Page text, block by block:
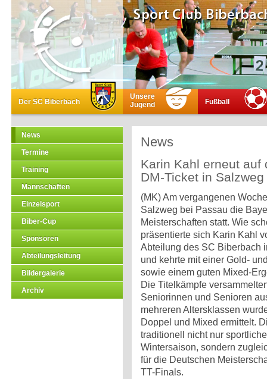
Der SC Biberbach
Unsere
Jugend
Fußball
News
Termine
Training
Mannschaften
Einzelsport
Biber-Cup
Sponsoren
Abteilungsleitung
Bildergalerie
Archiv
News
Karin Kahl erneut auf
DM-Ticket in Salzweg
(MK) Am vergangenen
Salzweg bei Passau die
Meisterschaften statt. Wie
präsentierte sich Karin Kahl
Abteilung des SC Biberbach
und kehrte mit einer Gold-
sowie einem guten Mixed-
Die Titelkämpfe
Seniorinnen und Senioren
mehreren Altersklassen
Doppel und Mixed ermittelt.
traditionell nicht nur
Wintersaison, sondern
für die Deutschen
TT-Finals.